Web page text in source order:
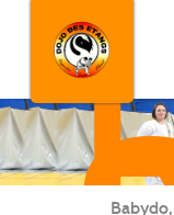
Panneau de gestion